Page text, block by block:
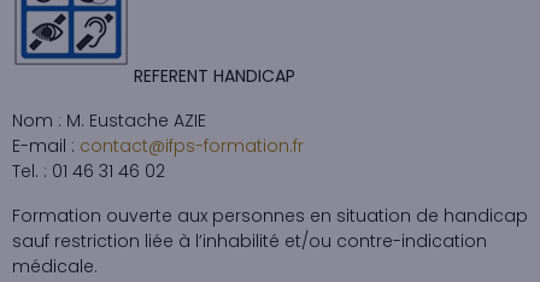
REFERENT HANDICAP
Nom : M. Eustache AZIE
E-mail : contact@ifps-formation.fr
Tel. : 01 46 31 46 02
Formation ouverte aux personnes en situation de handicap
sauf restriction liée à l’inhabilité et/ou contre-indication
médicale.